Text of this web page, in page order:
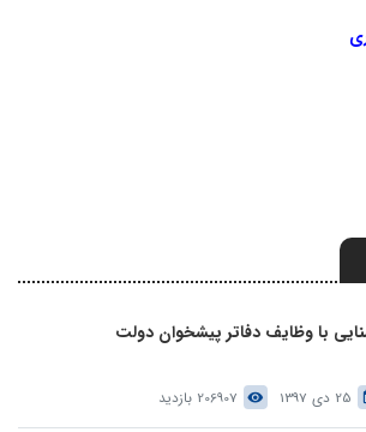
با وظایف دفاتر پیشخوان دولت
25 دی 1397 206907 بازدید